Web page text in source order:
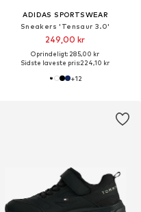
ADIDAS SPORTSWEAR
Sneakers 'Tensaur 3.0'
249,00 kr
Oprindeligt: 285,00 kr
Sidste laveste pris:224,10 kr
+12